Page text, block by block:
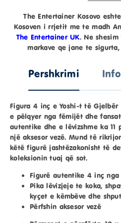
The Entertainer Kosovo
Kosoven i rrjetit me te madh
The Entertainer UK. Ne
markave qe jane te
Pershkrimi
Figura 4 inç e Yoshi-t të
e pëlqyer nga fëmijët dhe
autentike dhe e lëvizshme ka
një aksesor vezë. Mund të
këtë figurë jashtëzakonisht të
koleksionin tuaj që sot.
Figurë autentike 4 inç
Pika lëvizjeje te koka,
kyçet e këmbëve dhe
Përfshin aksesor vezë